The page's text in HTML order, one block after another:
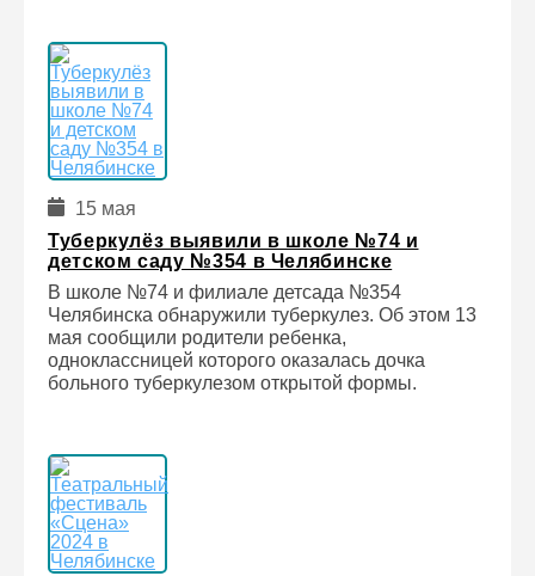
15 мая
Туберкулёз выявили в школе №74 и
детском саду №354 в Челябинске
В школе №74 и филиале детсада №354
Челябинска обнаружили туберкулез. Об этом 13
мая сообщили родители ребенка,
одноклассницей которого оказалась дочка
больного туберкулезом открытой формы.